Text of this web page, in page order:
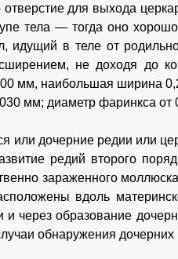
для выхода
тела — тогда оно
идущий в теле от
не доходя до
мм, наибольшая ширина
мм; диаметр фаринкса
или дочерние редии или
редий второго
зараженного
вдоль
через образование
обнаружения дочерних